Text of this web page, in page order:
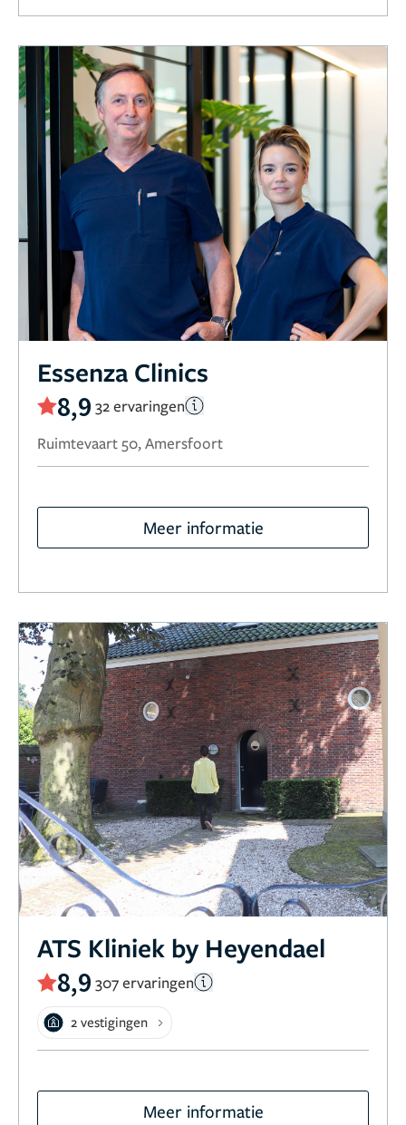
Essenza Clinics
8,9 32 ervaringen
Ruimtevaart 50, Amersfoort
Meer informatie
ATS Kliniek by Heyendael
8,9 307 ervaringen
2 vestigingen
Meer informatie